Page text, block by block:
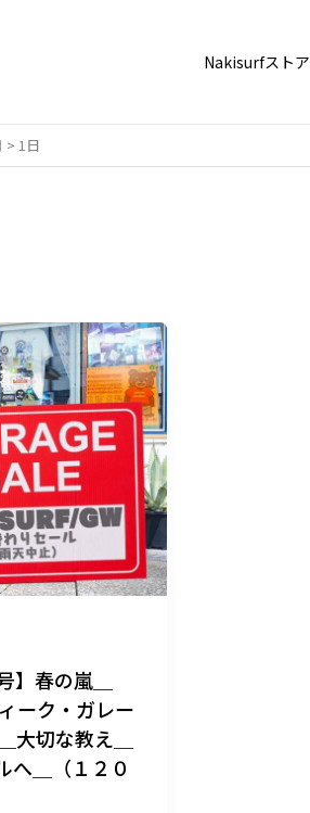
Nakisurfストア
> 1日
】春の嵐＿
ーク・ガレー
切な教え＿
へ＿（１２０